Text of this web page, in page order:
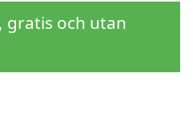
gratis och utan